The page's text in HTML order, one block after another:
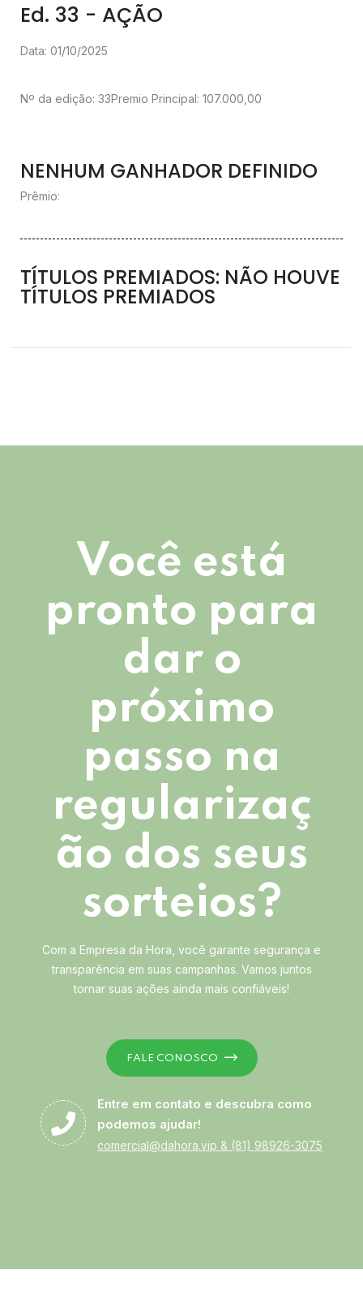
Ed. 33 - AÇÃO
Data: 01/10/2025
Nº da edição: 33Premio Principal: 107.000,00
NENHUM GANHADOR DEFINIDO
Prêmio:
TÍTULOS PREMIADOS: NÃO HOUVE
TÍTULOS PREMIADOS
Você está
pronto para
dar o
próximo
passo na
regularizaç
ão dos seus
sorteios?
Com a Empresa da Hora, você garante segurança e
transparência em suas campanhas. Vamos juntos
tornar suas ações ainda mais confiáveis!
FALE CONOSCO
Entre em contato e descubra como
podemos ajudar!
comercial@dahora.vip & (81) 98926-3075